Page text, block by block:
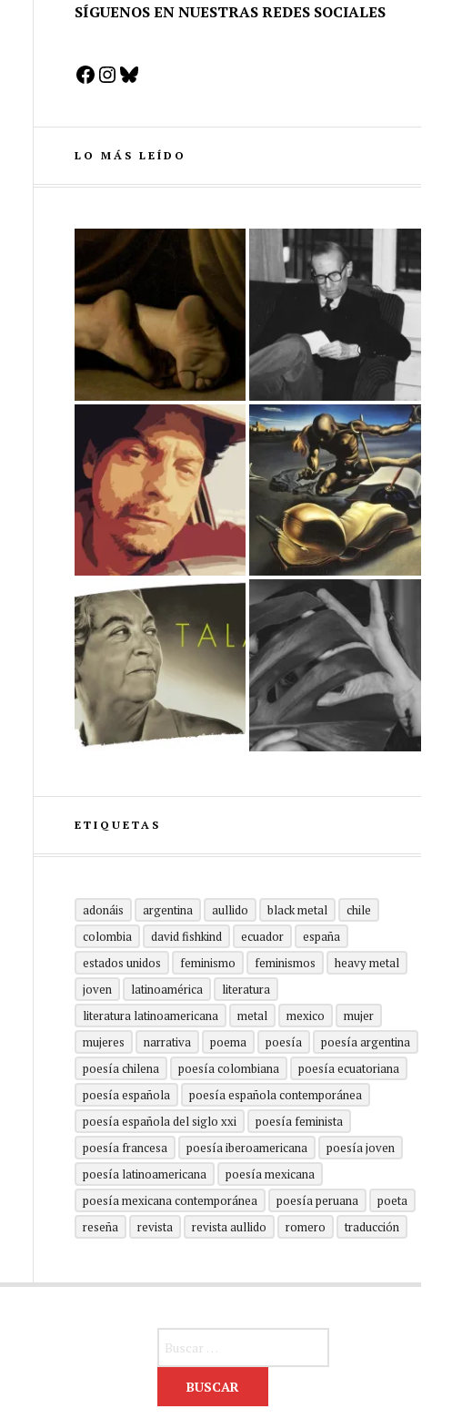
SÍGUENOS EN NUESTRAS REDES SOCIALES
Facebook
Instagram
Bluesky
LO MÁS LEÍDO
ETIQUETAS
adonáis argentina aullido black metal
chile
colombia
david fishkind ecuador
españa
estados unidos
feminismo feminismos
heavy metal
joven
latinoamérica
literatura
literatura latinoamericana
metal mexico
mujer
mujeres
narrativa poema poesía
poesía argentina
poesía chilena
poesía colombiana
poesía ecuatoriana
poesía española
poesía española contemporánea
poesía española del siglo xxi
poesía feminista
poesía francesa
poesía iberoamericana
poesía joven
poesía latinoamericana
poesía mexicana
poesía mexicana contemporánea
poesía peruana
poeta
reseña
revista revista aullido romero traducción